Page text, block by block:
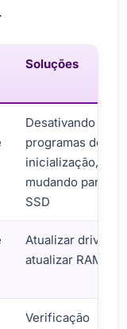
Soluções
Desativando
programas de
inicialização,
mudando para
SSD
Atualizar drivers,
atualizar RAM
Verificação